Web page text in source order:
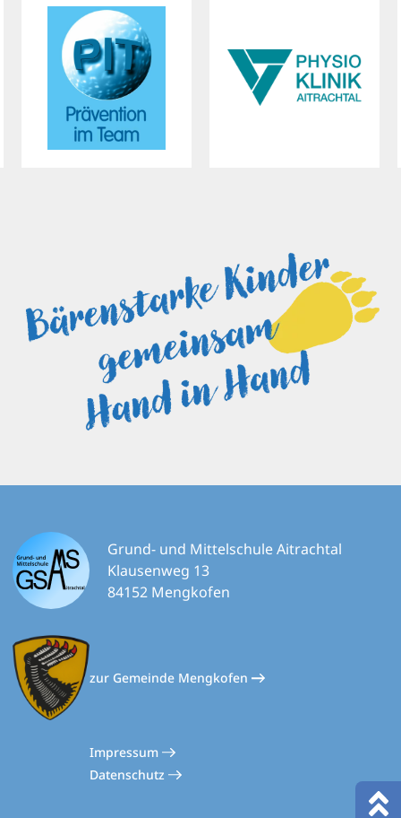
Grund- und Mittelschule Aitrachtal
Klausenweg 13
84152 Mengkofen
zur Gemeinde Mengkofen
Impressum
Datenschutz